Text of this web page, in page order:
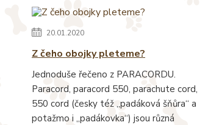
20.01.2020
Z čeho obojky pleteme?
Jednoduše řečeno z PARACORDU.
Paracord, paracord 550, parachute cord,
550 cord (česky též „padáková šňůra“ a
potažmo i „padákovka“) jsou různá